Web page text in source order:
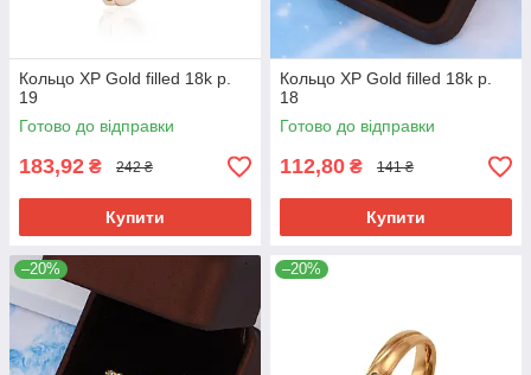
Кольцо ХР Gold filled 18k р.
19
Готово до відправки
183,92 ₴ 242 ₴
Купити
Кольцо ХР Gold filled 18k р.
18
Готово до відправки
112,80 ₴ 141 ₴
Купити
–20% –20%